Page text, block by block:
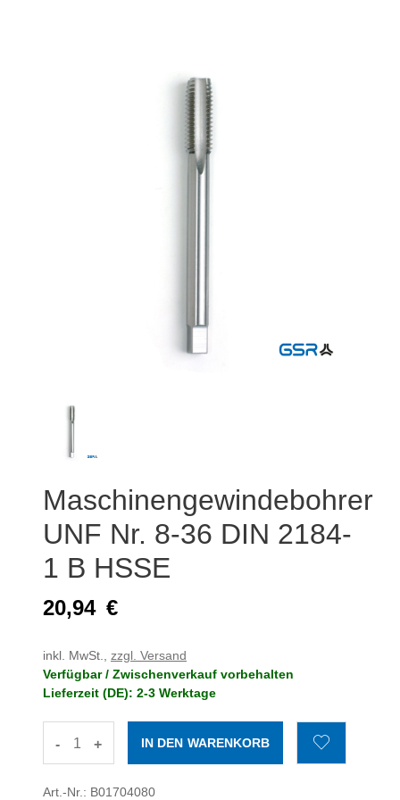
Maschinengewindebohrer
UNF Nr. 8-36 DIN 2184-
1 B HSSE
20,94 €
inkl. MwSt., zzgl. Versand
Verfügbar / Zwischenverkauf vorbehalten
Lieferzeit (DE): 2-3 Werktage
- +
Art.-Nr.: B01704080